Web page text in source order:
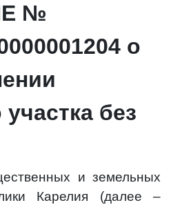
№
о
без
и земельных
Карелия (далее –